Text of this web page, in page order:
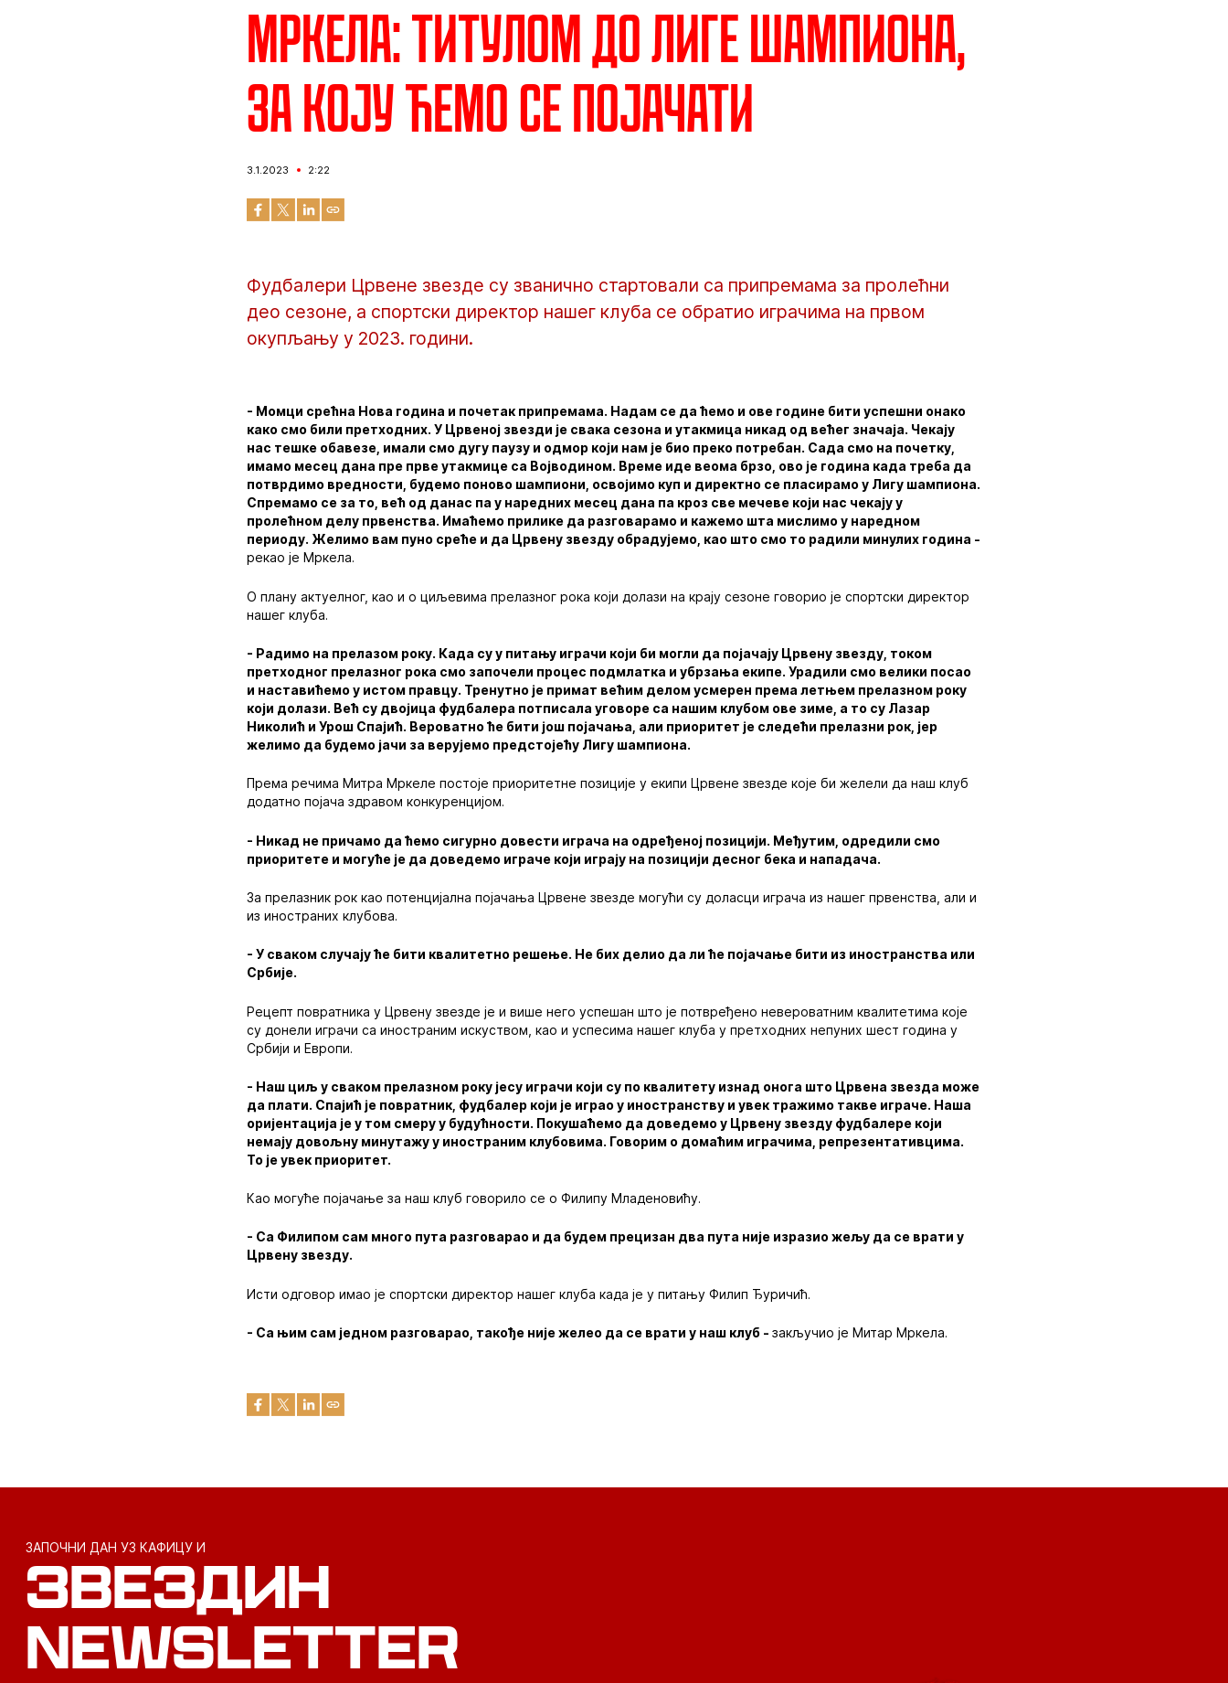
Мркела: Титулом до Лиге шампиона,
за коју ћемо се појачати
3.1.2023 2:22
Фудбалери Црвене звезде су званично стартовали са припремама за пролећни
део сезоне, а спортски директор нашег клуба се обратио играчима на првом
окупљању у 2023. години.
- Момци срећна Нова година и почетак припремама. Надам се да ћемо и ове године бити успешни онако
како смо били претходних. У Црвеној звезди је свака сезона и утакмица никад од већег значаја. Чекају
нас тешке обавезе, имали смо дугу паузу и одмор који нам је био преко потребан. Сада смо на почетку,
имамо месец дана пре прве утакмице са Војводином. Време иде веома брзо, ово је година када треба да
потврдимо вредности, будемо поново шампиони, освојимо куп и директно се пласирамо у Лигу шампиона.
Спремамо се за то, већ од данас па у наредних месец дана па кроз све мечеве који нас чекају у
пролећном делу првенства. Имаћемо прилике да разговарамо и кажемо шта мислимо у наредном
периоду. Желимо вам пуно среће и да Црвену звезду обрадујемо, као што смо то радили минулих година -
рекао је Мркела.
О плану актуелног, као и о циљевима прелазног рока који долази на крају сезоне говорио је спортски директор
нашег клуба.
- Радимо на прелазом року. Када су у питању играчи који би могли да појачају Црвену звезду, током
претходног прелазног рока смо започели процес подмлатка и убрзања екипе. Урадили смо велики посао
и наставићемо у истом правцу. Тренутно је примат већим делом усмерен према летњем прелазном року
који долази. Већ су двојица фудбалера потписала уговоре са нашим клубом ове зиме, а то су Лазар
Николић и Урош Спајић. Вероватно ће бити још појачања, али приоритет је следећи прелазни рок, јер
желимо да будемо јачи за верујемо предстојећу Лигу шампиона.
Према речима Митра Мркеле постоје приоритетне позиције у екипи Црвене звезде које би желели да наш клуб
додатно појача здравом конкуренцијом.
- Никад не причамо да ћемо сигурно довести играча на одређеној позицији. Међутим, одредили смо
приоритете и могуће је да доведемо играче који играју на позицији десног бека и нападача.
За прелазник рок као потенцијална појачања Црвене звезде могући су доласци играча из нашег првенства, али и
из иностраних клубова.
- У сваком случају ће бити квалитетно решење. Не бих делио да ли ће појачање бити из иностранства или
Србије.
Рецепт повратника у Црвену звезде је и више него успешан што је потвређено невероватним квалитетима које
су донели играчи са иностраним искуством, као и успесима нашег клуба у претходних непуних шест година у
Србији и Европи.
- Наш циљ у сваком прелазном року јесу играчи који су по квалитету изнад онога што Црвена звезда може
да плати. Спајић је повратник, фудбалер који је играо у иностранству и увек тражимо такве играче. Наша
оријентација је у том смеру у будућности. Покушаћемо да доведемо у Црвену звезду фудбалере који
немају довољну минутажу у иностраним клубовима. Говорим о домаћим играчима, репрезентативцима.
То је увек приоритет.
Као могуће појачање за наш клуб говорило се о Филипу Младеновићу.
- Са Филипом сам много пута разговарао и да будем прецизан два пута није изразио жељу да се врати у
Црвену звезду.
Исти одговор имао је спортски директор нашег клуба када је у питању Филип Ђуричић.
- Са њим сам једном разговарао, такође није желео да се врати у наш клуб -закључио је Митар Мркела.
ЗАПОЧНИ ДАН УЗ КАФИЦУ И
ЗВЕЗДИН
NEWSLETTER